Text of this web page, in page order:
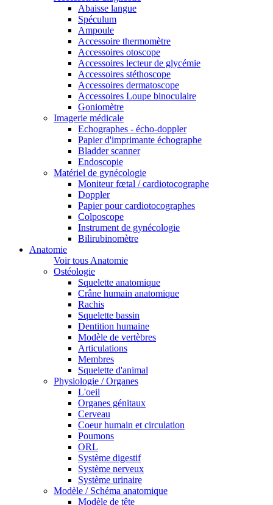
Abaisse langue
Spéculum
Ampoule
Accessoire thermomètre
Accessoires otoscope
Accessoires lecteur de glycémie
Accessoires stéthoscope
Accessoires dermatoscope
Accessoires Loupe binoculaire
Goniomètre
Imagerie médicale
Echographes - écho-doppler
Papier d'imprimante échographe
Bladder scanner
Endoscopie
Matériel de gynécologie
Moniteur fœtal / cardiotocographe
Doppler
Papier pour cardiotocographes
Colposcope
Instrument de gynécologie
Bilirubinomètre
Anatomie
Voir tous Anatomie
Ostéologie
Squelette anatomique
Crâne humain anatomique
Rachis
Squelette bassin
Dentition humaine
Modèle de vertèbres
Articulations
Membres
Squelette d'animal
Physiologie / Organes
L'oeil
Organes génitaux
Cerveau
Coeur humain et circulation
Poumons
ORL
Système digestif
Système nerveux
Système urinaire
Modèle / Schéma anatomique
Modèle de tête